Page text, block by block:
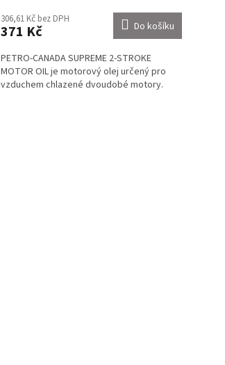
306,61 Kč bez DPH
371 Kč Do košíku
PETRO-CANADA SUPREME 2-STROKE
MOTOR OIL je motorový olej určený pro
vzduchem chlazené dvoudobé motory.